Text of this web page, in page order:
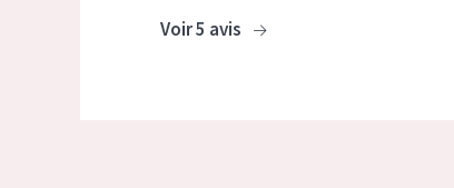
Voir 5 avis